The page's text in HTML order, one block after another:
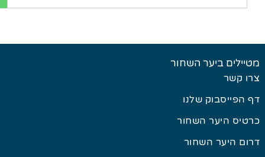
ביער השחור
קשר
הפייסבוק שלנו
היער השחור
היער השחור